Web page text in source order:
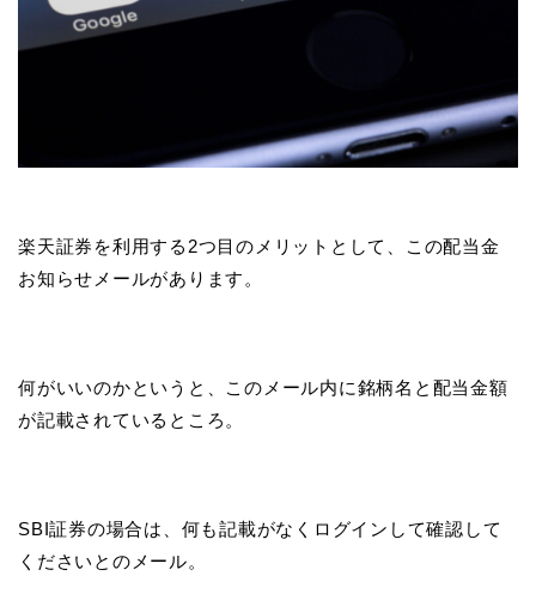
楽天証券を利用する2つ目のメリットとして、この配当金
お知らせメールがあります。
何がいいのかというと、このメール内に銘柄名と配当金額
が記載されているところ。
SBI証券の場合は、何も記載がなくログインして確認して
くださいとのメール。